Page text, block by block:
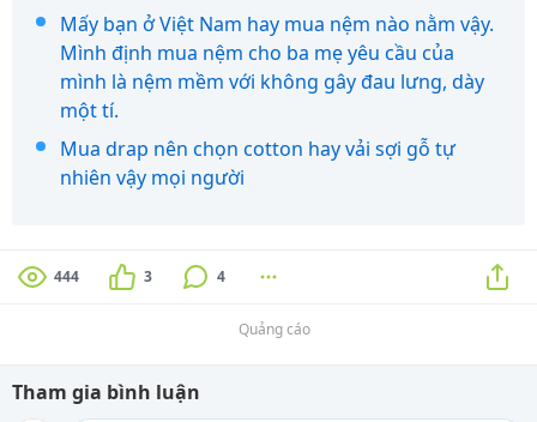
Mấy bạn ở Việt Nam hay mua nệm nào nằm vậy.
Mình định mua nệm cho ba mẹ yêu cầu của
mình là nệm mềm với không gây đau lưng, dày
một tí.
Mua drap nên chọn cotton hay vải sợi gỗ tự
nhiên vậy mọi người
444 3 4
Quảng cáo
Tham gia bình luận